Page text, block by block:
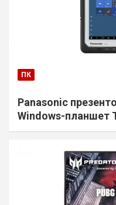
ПК
Panasonic
Windows-планшет